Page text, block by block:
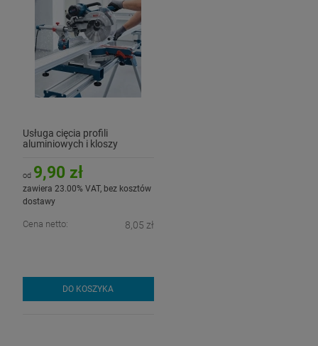
Usługa cięcia profili
aluminiowych i kloszy
od 9,90 zł
zawiera 23.00% VAT, bez kosztów
dostawy
Cena netto: 8,05 zł
DO KOSZYKA